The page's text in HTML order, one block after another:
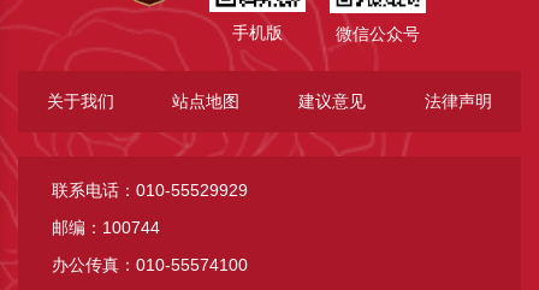
手机版 微信公众号
关于我们 站点地图 建议意见 法律声明
联系电话：010-55529929
邮编：100744
办公传真：010-55574100